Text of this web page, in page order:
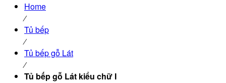
Home
⁄
Tủ bếp
⁄
Tủ bếp gỗ Lát
⁄
Tủ bếp gỗ Lát kiểu chữ I